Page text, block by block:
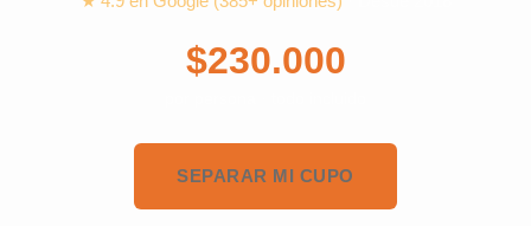
$230.000
SEPARAR MI CUPO